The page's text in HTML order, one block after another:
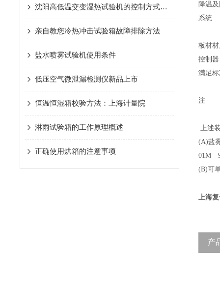
沈阳高低温交变湿热试验机的控制方式和安装场所
亲自教您冷热冲击试验箱故障排除方法
盐水喷雾试验机使用条件
低压空气微泄漏检测仪新品上市
恒温恒湿箱校验方法：上海计量院
淋雨试验箱的工作原理概述
正确使用烘箱的注意事项
降温
系统
板材
控制器
满足
注
上述
(A)盐
(B)可
上海
产